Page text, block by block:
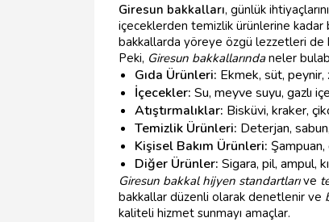
Giresun bakkalları, günlük
içeceklerden temizlik ürünlerine kadar
bakkallarda yöreye özgü lezzetleri de
Peki, Giresun bakkallarındaneler
Gıda Ürünleri: Ekmek, süt, peynir,
İçecekler: Su, meyve suyu, gazlı
Atıştırmalıklar: Bisküvi, kraker,
Temizlik Ürünleri: Deterjan,
Kişisel Bakım Ürünleri: Şampuan,
Diğer Ürünler: Sigara, pil, ampul,
Giresun bakkal hijyen standartlarıve
bakkallar düzenli olarak denetlenir ve
kaliteli hizmet sunmayı amaçlar.